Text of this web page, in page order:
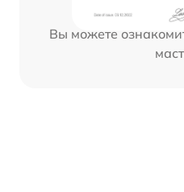
Вы можете